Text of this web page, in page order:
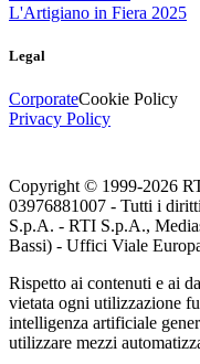
L'Artigiano in Fiera 2025
Legal
CorporateCookie Policy
Privacy Policy
Copyright © 1999-2026
03976881007 - Tutti i
S.p.A. - RTI S.p.A.,
Bassi) - Uffici Viale
Rispetto ai contenuti e ai
vietata ogni utilizzazione
intelligenza artificiale
utilizzare mezzi